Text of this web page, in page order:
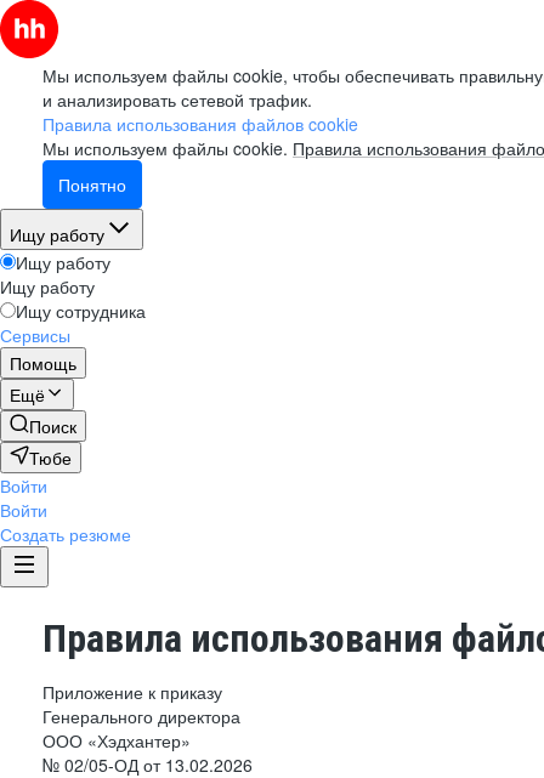
Мы используем файлы cookie, чтобы обеспечивать
и анализировать сетевой трафик.
Правила использования файлов cookie
Мы используем файлы cookie. Правила использования
Понятно
Ищу работу
Ищу работу
Ищу работу
Ищу сотрудника
Сервисы
Помощь
Ещё
Поиск
Тюбе
Войти
Войти
Создать резюме
Правила использования
Приложение к приказу
Генерального директора
ООО «Хэдхантер»
№ 02/05-ОД от 13.02.2026